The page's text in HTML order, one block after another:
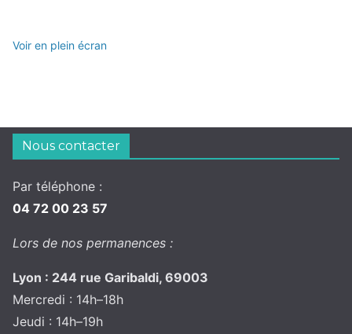
Voir en plein écran
Nous contacter
Par téléphone :
04 72 00 23 57
Lors de nos permanences :
Lyon : 244 rue Garibaldi, 69003
Mercredi : 14h–18h
Jeudi : 14h–19h